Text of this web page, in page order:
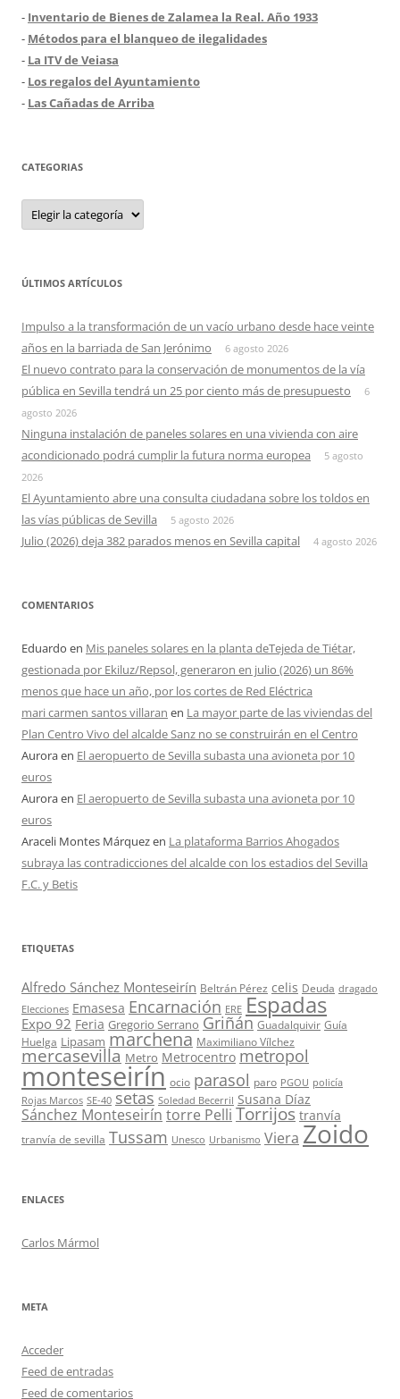
- Inventario de Bienes de Zalamea la Real. Año 1933
- Métodos para el blanqueo de ilegalidades
- La ITV de Veiasa
- Los regalos del Ayuntamiento
- Las Cañadas de Arriba
CATEGORIAS
Categorias
ÚLTIMOS ARTÍCULOS
Impulso a la transformación de un vacío urbano desde hace veinte
años en la barriada de San Jerónimo
6 agosto 2026
El nuevo contrato para la conservación de monumentos de la vía
pública en Sevilla tendrá un 25 por ciento más de presupuesto
6
agosto 2026
Ninguna instalación de paneles solares en una vivienda con aire
acondicionado podrá cumplir la futura norma europea
5 agosto
2026
El Ayuntamiento abre una consulta ciudadana sobre los toldos en
las vías públicas de Sevilla
5 agosto 2026
Julio (2026) deja 382 parados menos en Sevilla capital 4 agosto 2026
COMENTARIOS
Eduardo en Mis paneles solares en la planta deTejeda de Tiétar,
gestionada por Ekiluz/Repsol, generaron en julio (2026) un 86%
menos que hace un año, por los cortes de Red Eléctrica
mari carmen santos villaran en La mayor parte de las viviendas del
Plan Centro Vivo del alcalde Sanz no se construirán en el Centro
Auroraen El aeropuerto de Sevilla subasta una avioneta por 10
euros
Auroraen El aeropuerto de Sevilla subasta una avioneta por 10
euros
Araceli Montes Márquezen La plataforma Barrios Ahogados
subraya las contradicciones del alcalde con los estadios del Sevilla
F.C. y Betis
ETIQUETAS
Alfredo Sánchez Monteseirín Beltrán Pérez celis Deuda dragado
Elecciones Emasesa Encarnación ERE Espadas
Expo 92 Feria Gregorio Serrano Griñán Guadalquivir Guía
Huelga Lipasam marchena Maximiliano Vílchez
mercasevilla Metro Metrocentro metropol
monteseirín ocio parasol paro PGOU policía
Rojas Marcos SE-40 setas Soledad Becerril Susana Díaz
Sánchez Monteseirín torre Pelli Torrijos tranvía
tranvía de sevilla Tussam Unesco Urbanismo Viera Zoido
ENLACES
Carlos Mármol
META
Acceder
Feed de entradas
Feed de comentarios